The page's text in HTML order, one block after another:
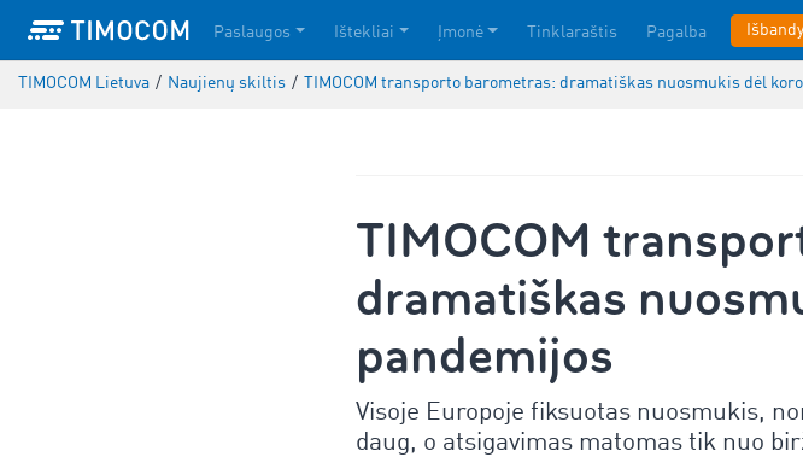
Paslaugos Ištekliai Įmonė Tinklaraštis Pagalba
TIMOCOM Lietuva / Naujienų skiltis / TIMOCOM transporto barometras: dramatiškas nuosmukis dėl
TIMOCOM
dramatiškas
pandemijos
Visoje Europoje fiksuotas nuosmukis,
daug, o atsigavimas matomas tik nuo